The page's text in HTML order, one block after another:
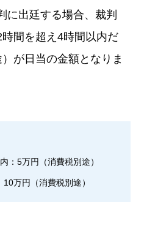
に出廷する場合、裁判
間を超え4時間以内だ
が日当の金額となりま
：5万円（消費税別途）
万円（消費税別途）